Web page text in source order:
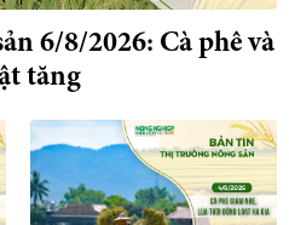
6/8/2026: Cà phê và
tăng